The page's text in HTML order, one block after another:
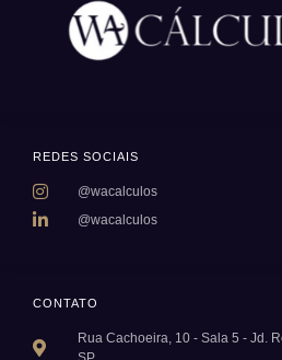
CONTATO
Rua Cachoeira, 10 - Sala 5 - Jd.
REDES SOCIAIS
@wacalculos
@wacalculos